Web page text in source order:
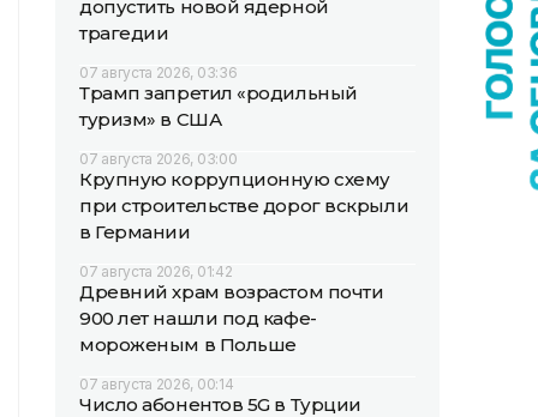
допустить новой ядерной
трагедии
07 августа 2026, 03:36
Трамп запретил «родильный
туризм» в США
07 августа 2026, 03:00
Крупную коррупционную схему
при строительстве дорог вскрыли
в Германии
07 августа 2026, 01:42
Древний храм возрастом почти
900 лет нашли под кафе-
мороженым в Польше
07 августа 2026, 00:14
Число абонентов 5G в Турции